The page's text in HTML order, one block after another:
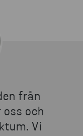
från
oss och
Vi